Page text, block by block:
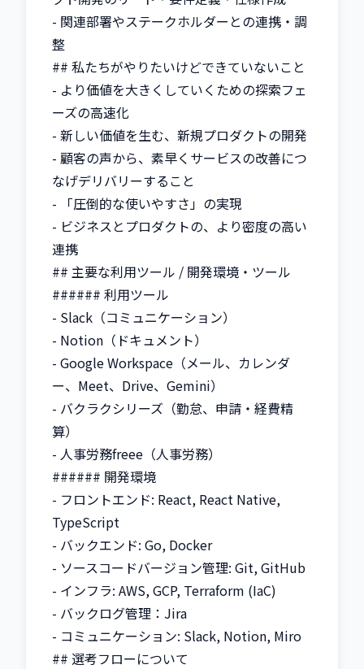
- 関連部署やステークホルダーとの連携・調
整
## 私たちがやりたいけどできていないこと
- より価値を大きくしていくための探索フェ
ーズの高速化
- 新しい価値を生む、新規プロダクトの開発
- 顧客の声から、素早くサービスの改善につ
なげデリバリーすること
- 「圧倒的な使いやすさ」の実現
- ビジネスとプロダクトの、より密度の高い
連携
## 主要な利用ツール / 開発環境・ツール
###### 利用ツール
- Slack（コミュニケーション）
- Notion（ドキュメント）
- Google Workspace（メール、カレンダ
ー、Meet、Drive、Gemini）
- バクラクシリーズ（勤怠、申請・経費精
算）
- 人事労務freee（人事労務）
###### 開発環境
- フロントエンド: React, React Native,
TypeScript
- バックエンド: Go, Docker
- ソースコードバージョン管理: Git, GitHub
- インフラ: AWS, GCP, Terraform (IaC)
- バックログ管理：Jira
- コミュニケーション: Slack, Notion, Miro
## 選考フローについて